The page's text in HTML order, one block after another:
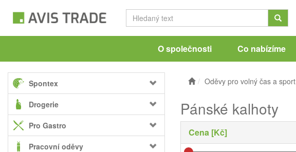
O společnosti Co nabízíme
Spontex
Drogerie
Pro Gastro
Pracovní oděvy
Oděvy pro volný čas a sport
Pánské kalhoty
Cena [Kč]